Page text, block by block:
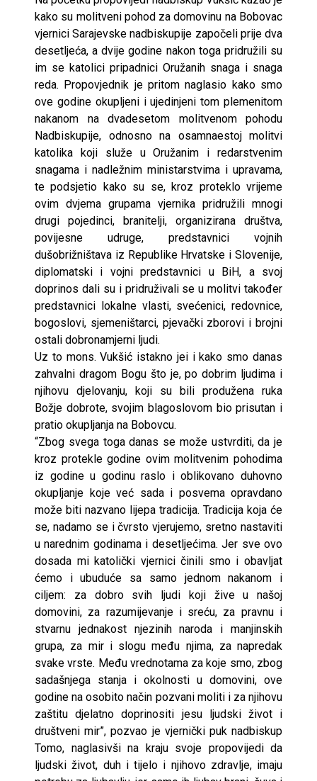
kako su molitveni pohod za domovinu na Bobovac
vjernici Sarajevske nadbiskupije započeli prije dva
desetljeća, a dvije godine nakon toga pridružili su
im se katolici pripadnici Oružanih snaga i snaga
reda. Propovjednik je pritom naglasio kako smo
ove godine okupljeni i ujedinjeni tom plemenitom
nakanom na dvadesetom molitvenom pohodu
Nadbiskupije, odnosno na osamnaestoj molitvi
katolika koji služe u Oružanim i redarstvenim
snagama i nadležnim ministarstvima i upravama,
te podsjetio kako su se, kroz proteklo vrijeme
ovim dvjema grupama vjernika pridružili mnogi
drugi pojedinci, branitelji, organizirana društva,
povijesne udruge, predstavnici vojnih
dušobrižništava iz Republike Hrvatske i Slovenije,
diplomatski i vojni predstavnici u BiH, a svoj
doprinos dali su i pridruživali se u molitvi također
predstavnici lokalne vlasti, svećenici, redovnice,
bogoslovi, sjemeništarci, pjevački zborovi i brojni
ostali dobronamjerni ljudi.
Uz to mons. Vukšić istakno jei i kako smo danas
zahvalni dragom Bogu što je, po dobrim ljudima i
njihovu djelovanju, koji su bili produžena ruka
Božje dobrote, svojim blagoslovom bio prisutan i
pratio okupljanja na Bobovcu.
“Zbog svega toga danas se može ustvrditi, da je
kroz protekle godine ovim molitvenim pohodima
iz godine u godinu raslo i oblikovano duhovno
okupljanje koje već sada i posvema opravdano
može biti nazvano lijepa tradicija. Tradicija koja će
se, nadamo se i čvrsto vjerujemo, sretno nastaviti
u narednim godinama i desetljećima. Jer sve ovo
dosada mi katolički vjernici činili smo i obavljat
ćemo i ubuduće sa samo jednom nakanom i
ciljem: za dobro svih ljudi koji žive u našoj
domovini, za razumijevanje i sreću, za pravnu i
stvarnu jednakost njezinih naroda i manjinskih
grupa, za mir i slogu među njima, za napredak
svake vrste. Među vrednotama za koje smo, zbog
sadašnjega stanja i okolnosti u domovini, ove
godine na osobito način pozvani moliti i za njihovu
zaštitu djelatno doprinositi jesu ljudski život i
društveni mir”, pozvao je vjernički puk nadbiskup
Tomo, naglasivši na kraju svoje propovijedi da
ljudski život, duh i tijelo i njihovo zdravlje, imaju